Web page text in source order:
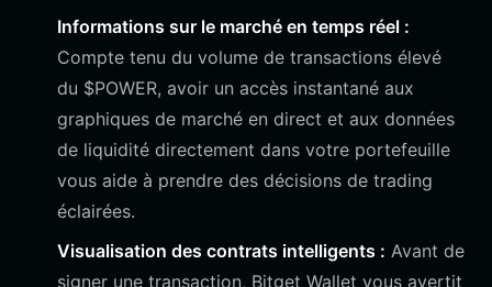
Informations sur le marché en temps réel :
Compte tenu du volume de transactions élevé
du $POWER, avoir un accès instantané aux
graphiques de marché en direct et aux données
de liquidité directement dans votre portefeuille
vous aide à prendre des décisions de trading
éclairées.
Visualisation des contrats intelligents : Avant de
signer une transaction, Bitget Wallet vous avertit